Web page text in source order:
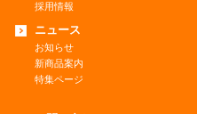
採用情報
ニュース
お知らせ
新商品案内
特集ページ